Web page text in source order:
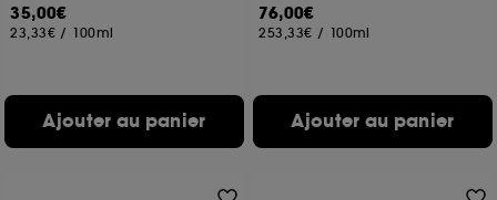
35,00€
23,33€ / 100ml
Ajouter au panier
76,00€
253,33€ / 100ml
Ajouter au panier